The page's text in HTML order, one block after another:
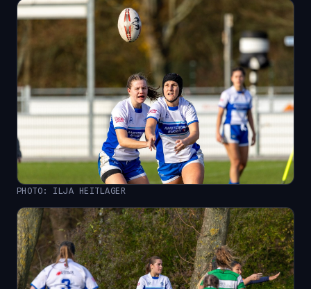
PHOTO: ILJA HEITLAGER